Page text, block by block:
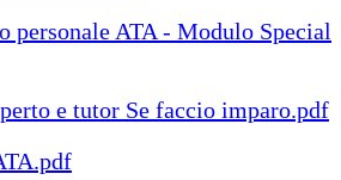
personale ATA - Modulo Special
e tutor Se faccio imparo.pdf